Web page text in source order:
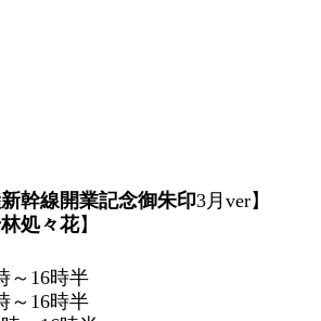
幹線開業記念御朱印3月ver】
処々花】
～16時半
～16時半